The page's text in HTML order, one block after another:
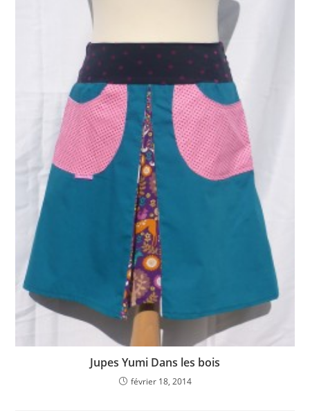
Jupes Yumi Dans les bois
février 18, 2014